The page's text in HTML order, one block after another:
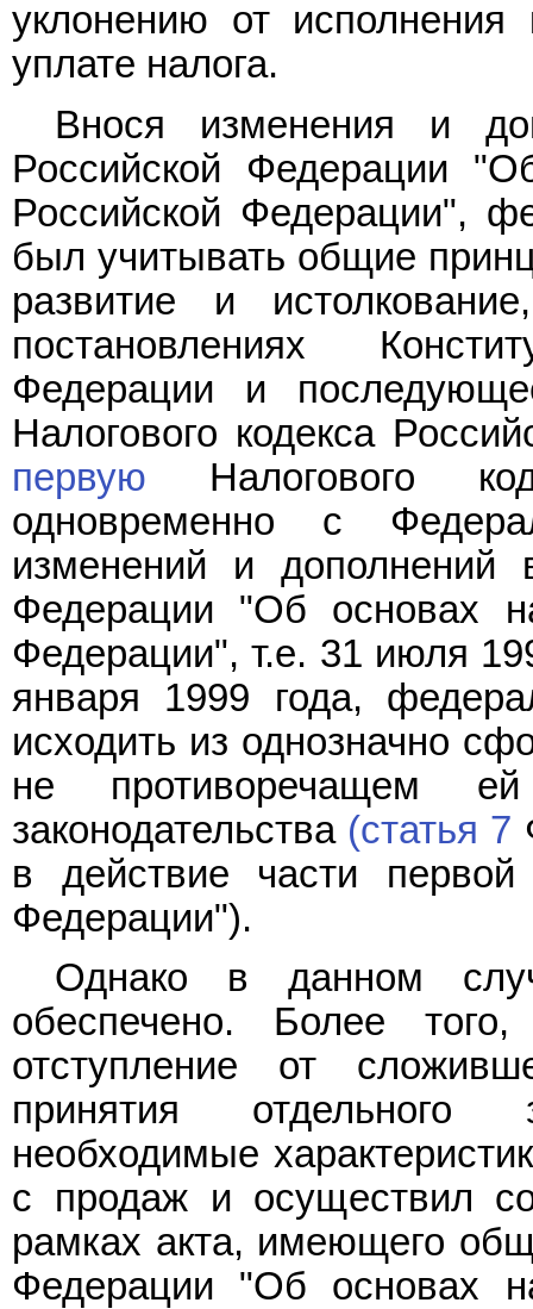
уклонению от исполнения
уплате налога.
Внося изменения и
Российской Федерации
Российской Федерации",
был учитывать общие
развитие и
постановлениях
Федерации и
Налогового кодекса
первую Налогового
одновременно с
изменений и дополнений
Федерации "Об основах
Федерации", т.е. 31 июля
января 1999 года,
исходить из однозначно
не противоречащем ей
законодательства (статья 7
в действие части первой
Федерации").
Однако в данном
обеспечено. Более
отступление от
принятия отдельного
необходимые
с продаж и осуществил
рамках акта, имеющего
Федерации "Об основах